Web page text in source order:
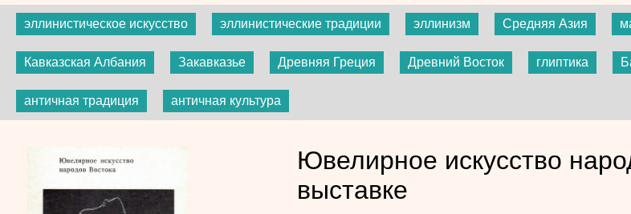
эллинистическое искусство эллинистические традиции эллинизм Средняя Азия
Кавказская Албания Закавказье Древняя Греция Древний Восток глиптика
античная традиция античная культура
Ювелирное искусство
выставке